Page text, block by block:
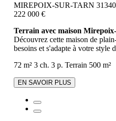
MIREPOIX-SUR-TARN 31340
222 000 €
Terrain avec maison
Découvrez cette maison de
besoins et s'adapte à votre style
72 m² 3 ch. 3 p. Terrain 500 m²
EN SAVOIR PLUS